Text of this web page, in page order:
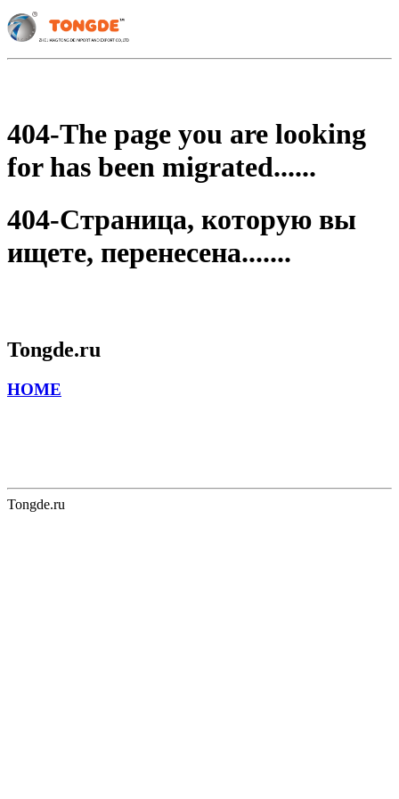
404-The page you are looking
for has been migrated......
404-Страница, которую вы
ищете, перенесена.......
Tongde.ru
HOME
Tongde.ru